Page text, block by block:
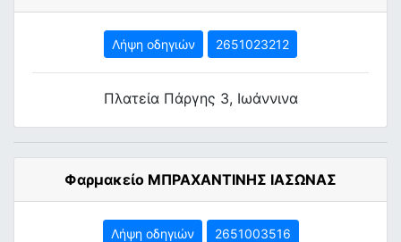
Λήψη οδηγιών 2651023212
Πλατεία Πάργης 3, Ιωάννινα
Φαρμακείο ΜΠΡΑΧΑΝΤΙΝΗΣ ΙΑΣΩΝΑΣ
Λήψη οδηγιών 2651003516